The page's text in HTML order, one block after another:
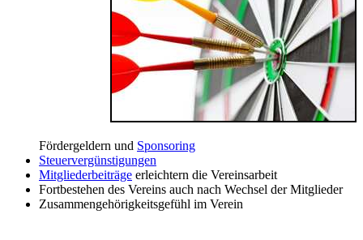
Fördergeldern und Sponsoring
Steuervergünstigungen
Mitgliederbeiträge erleichtern die Vereinsarbeit
Fortbestehen des Vereins auch nach Wechsel der Mitglieder
Zusammengehörigkeitsgefühl im Verein